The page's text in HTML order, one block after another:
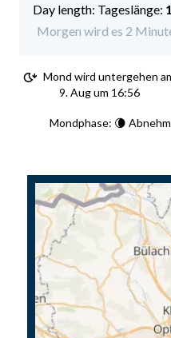
Tageslänge:
Morgen wird es 2
Mond wird untergehen
9. Aug um 16:56
Mondphase: 🌘